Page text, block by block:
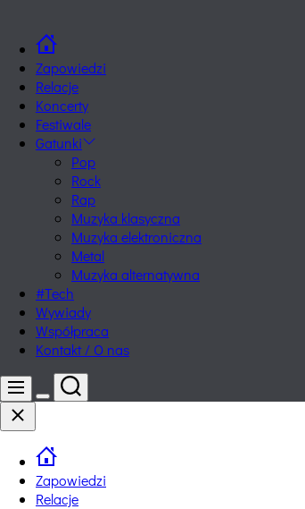
content
Zapowiedzi
Relacje
Koncerty
Festiwale
Gatunki
Pop
Rock
Rap
Muzyka klasyczna
Muzyka elektroniczna
Metal
Muzyka alternatywna
#Tech
Wywiady
Współpraca
Kontakt / O nas
Menu
Switch
Search
Close
Zapowiedzi
Relacje